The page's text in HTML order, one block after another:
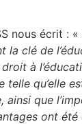
nous écrit : «
la clé de
à
telle qu’elle
ainsi que
ont